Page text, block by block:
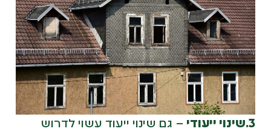
3.שינוי ייעודי
– גם שינוי ייעוד עשוי לדרוש